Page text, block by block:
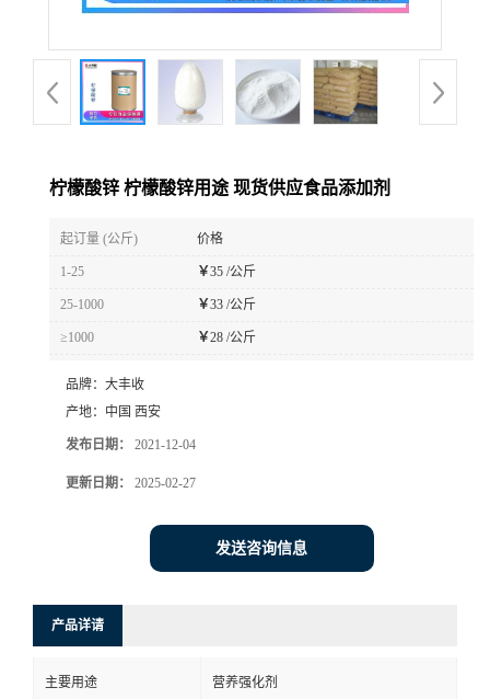
柠檬酸锌 柠檬酸锌用途 现货供应食品添加剂
起订量 (公斤) 价格
1-25 ￥35 /公斤
25-1000 ￥33 /公斤
≥1000 ￥28 /公斤
品牌： 大丰收
产地： 中国 西安
发布日期： 2021-12-04
更新日期： 2025-02-27
发送咨询信息
产品详请
主要用途 营养强化剂